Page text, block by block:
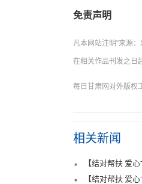
免责声明
凡本网站注明"来源
在相关作品刊发之日
每日甘肃网对外版权
相关新闻
【结对帮扶 爱
【结对帮扶 爱